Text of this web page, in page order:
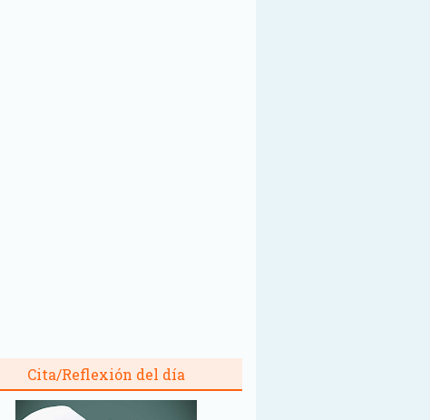
Cita/Reflexión del día